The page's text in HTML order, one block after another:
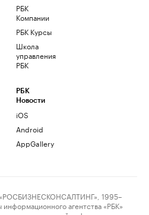
РБК
Компании
РБК Курсы
Школа
управления
РБК
РБК
Новости
iOS
Android
AppGallery
1995–
агентства «РБК»